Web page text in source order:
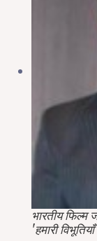
भारतीय
'हमारी